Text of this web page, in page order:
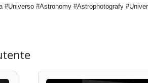
#Astronomy #Astrophotografy